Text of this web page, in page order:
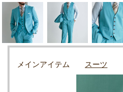
メインアイテム スーツ